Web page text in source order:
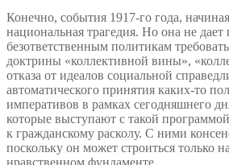
Конечно, события 1917-го года,
национальная трагедия. Но она не дает
безответственным политикам
доктрины «коллективной вины»,
отказа от идеалов социальной
автоматического принятия каких-то
императивов в рамках сегодняшнего
которые выступают с такой
к гражданскому расколу. С ними
поскольку он может строиться только
нравственном фундаменте.